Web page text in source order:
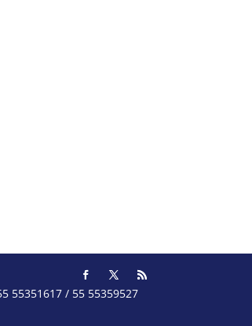
55351617 / 55 55359527